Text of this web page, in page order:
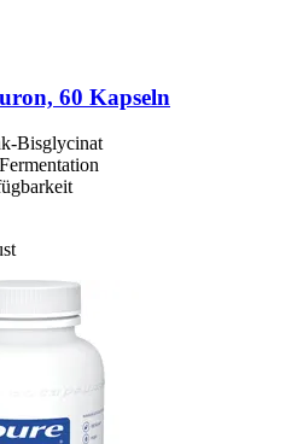
60 Kapseln
Bisglycinat